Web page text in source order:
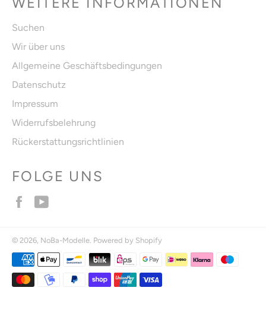
Suchen
Wir über uns
Allgemeine Geschäftsbedingungen
Datenschutz
Impressum
Widerrufsbelehrung
Rückerstattungsrichtlinien
FOLGE UNS
Facebook
© 2026, NoBa-Modelle . Powered by Shopify
Zahlungsmethoden